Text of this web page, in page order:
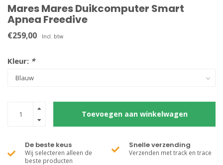
Mares Mares Duikcomputer Smart
Apnea Freedive
€259,00 Incl. btw
Kleur: *
Toevoegen aan winkelwagen
De beste keus
Wij selecteren alleen de
beste producten
Snelle verzending
Verzenden met track en trace